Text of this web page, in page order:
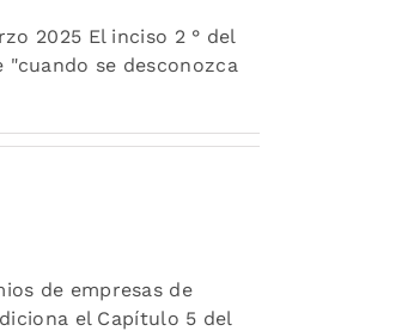
2025 El inciso 2 ° del
se desconozca
de empresas de
el Capítulo 5 del